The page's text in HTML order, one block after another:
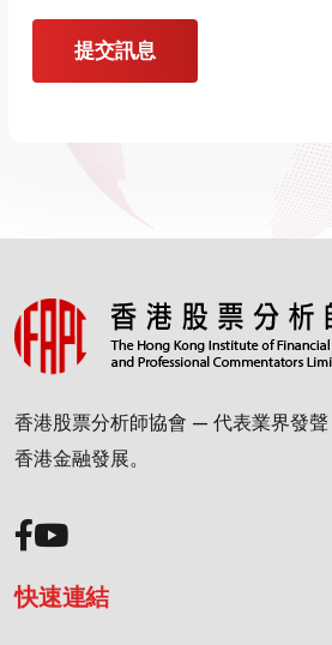
提交訊息
香港股票分析師協會 — 代表業界發
香港金融發展。
快速連結